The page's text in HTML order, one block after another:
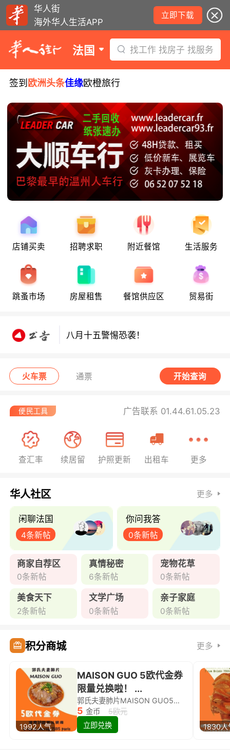
华人街
海外华人生活APP
立即下载
法国 找工作 找房子 找服务
签到 欧洲头条佳缘欧橙旅行
店铺买卖 招聘求职 附近餐馆 生活服务
跳蚤市场 房屋租售 餐馆供应区 贸易街
八月十五警惕恐袭！
八月十五警惕恐袭！
火车票 通票 开始查询
广告联系 01.44.61.05.23
查汇率 续居留 护照更新 出租车 更多
华人社区 更多
闲聊法国
4条新帖
你问我答
0条新帖
商家自荐区
0条新帖
真情秘密
6条新帖
宠物花草
0条新帖
美食天下
2条新帖
文学广场
0条新帖
亲子家庭
0条新帖
积分商城 更多
1992人气
MAISON GUO 5欧代金券
限量兑换啦！ ...
郭氏夫妻肺片MAISON GUO5欧代金券限量兑换啦！
5 金币
5欧元
立即兑换
1830人